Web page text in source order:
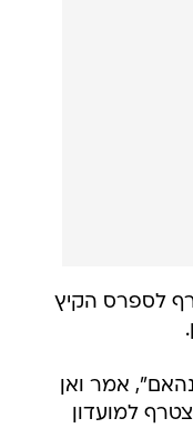
לספרס הקיץ
אמר ואן
למועדון